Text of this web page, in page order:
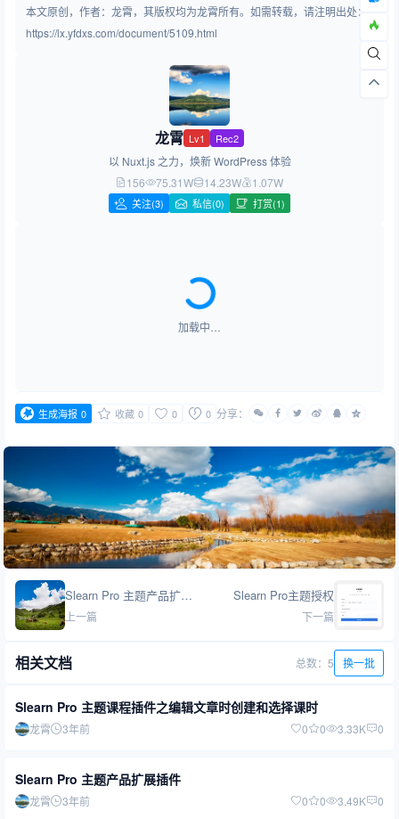
本文原创，作者：龙霄，其版权均为龙霄所有。如需转载，请注明出处：
https://lx.yfdxs.com/document/5109.html
龙霄 Lv1 Rec2
以 Nuxt.js 之力，焕新 WordPress 体验
156
75.31W 14.23W 1.07W
关注(3) 私信(0) 打赏(1)
加载中…
生成海报 0 收藏 0 0 0 分享：
Slearn Pro 主题产品扩展插件
上一篇
Slearn Pro主题授权
下一篇
相关文档 总数：5 换一批
Slearn Pro 主题课程插件之编辑文章时创建和选择课时
龙霄 3年前 0 0 3.33K 0
Slearn Pro 主题产品扩展插件
龙霄 3年前 0 0 3.49K 0